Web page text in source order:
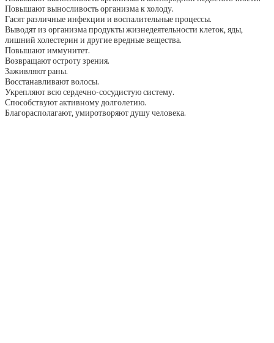
Повышают выносливость организма к холоду.
Гасят различные инфекции и воспалительные процессы.
Выводят из организма продукты жизнедеятельности клеток, яды,
лишний холестерин и другие вредные вещества.
Повышают иммунитет.
Возвращают остроту зрения.
Заживляют раны.
Восстанавливают волосы.
Укрепляют всю сердечно-сосудистую систему.
Способствуют активному долголетию.
Благорасполагают, умиротворяют душу человека.